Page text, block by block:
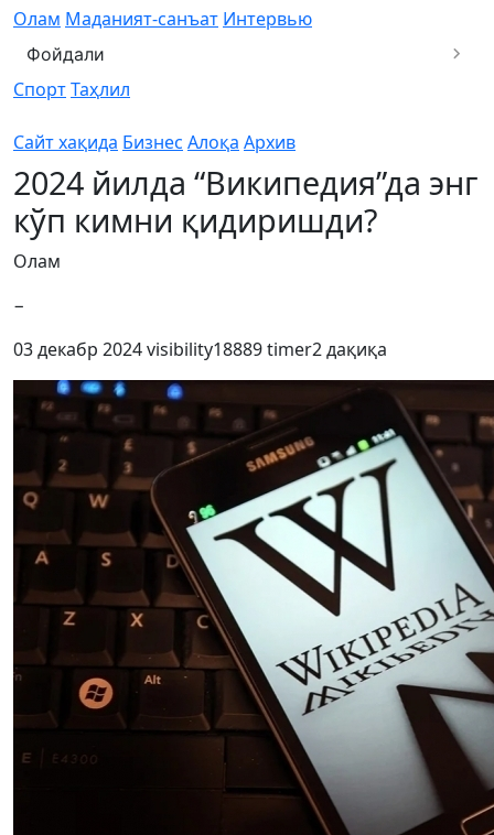
Олам Маданият-санъат Интервью
Фойдали
СпортТаҳлил
Сайт хақида Бизнес Алоқа Архив
2024 йилда “Википедия”да энг
кўп кимни қидиришди?
Олам
−
03 декабр 2024visibility18889timer2 дақиқа